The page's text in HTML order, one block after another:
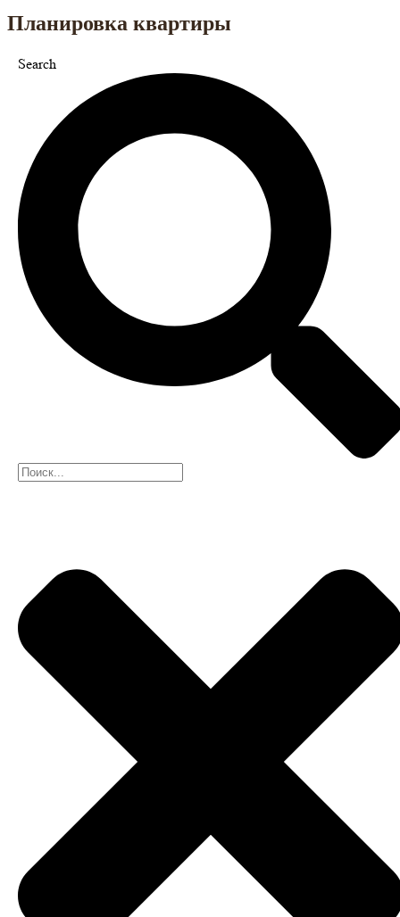
Планировка квартиры
Search